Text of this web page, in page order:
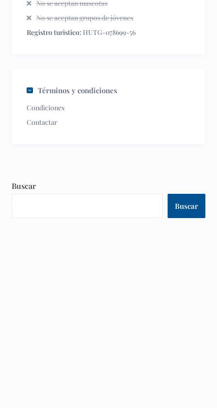
No se aceptan mascotas
No se aceptan grupos de jóvenes
Registro turistico: HUTG-078699-56
Términos y condiciones
Condiciones
Contactar
Buscar
Buscar